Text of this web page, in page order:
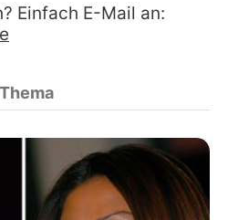
Einfach E-Mail an: